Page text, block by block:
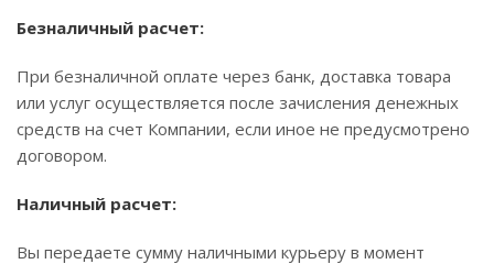
Безналичный расчет:
При безналичной оплате через банк, доставка товара
или услуг осуществляется после зачисления денежных
средств на счет Компании, если иное не предусмотрено
договором.
Наличный расчет:
Вы передаете сумму наличными курьеру в момент